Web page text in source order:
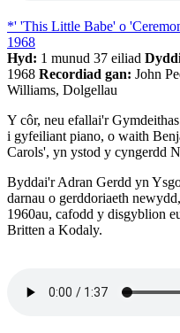
*' 'This Little Babe' o
1968
Hyd: 1 munud 37 eiliad
1968 Recordiad gan: John
Williams, Dolgellau
Y côr, neu efallai'r
i gyfeiliant piano, o waith
Carols', yn ystod y cyngerdd
Byddai'r Adran Gerdd yn
darnau o gerddoriaeth
1960au, cafodd y disgyblion
Britten a Kodaly.